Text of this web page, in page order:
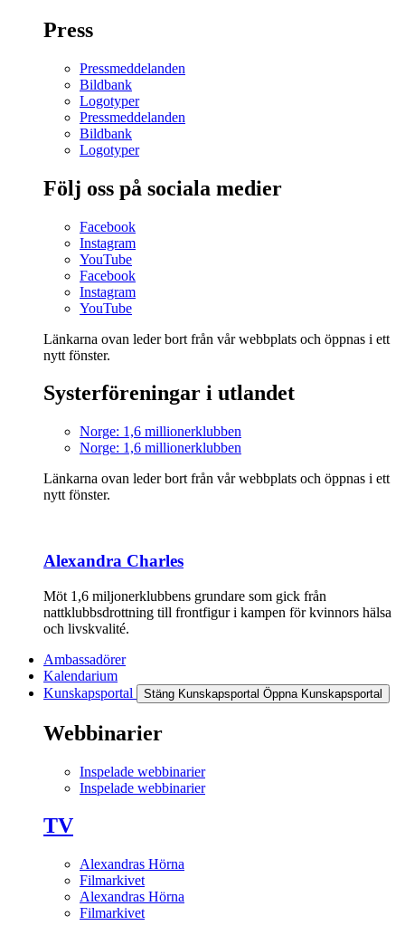
Press
Pressmeddelanden
Bildbank
Logotyper
Pressmeddelanden
Bildbank
Logotyper
Följ oss på sociala medier
Facebook
Instagram
YouTube
Facebook
Instagram
YouTube
Länkarna ovan leder bort från vår webbplats och öppnas i ett
nytt fönster.
Systerföreningar i utlandet
Norge: 1,6 millionerklubben
Norge: 1,6 millionerklubben
Länkarna ovan leder bort från vår webbplats och öppnas i ett
nytt fönster.
Alexandra Charles
Möt 1,6 miljonerklubbens grundare som gick från
nattklubbsdrottning till frontfigur i kampen för kvinnors hälsa
och livskvalité.
Ambassadörer
Kalendarium
Kunskapsportal
Stäng Kunskapsportal Öppna Kunskapsportal
Webbinarier
Inspelade webbinarier
Inspelade webbinarier
TV
Alexandras Hörna
Filmarkivet
Alexandras Hörna
Filmarkivet